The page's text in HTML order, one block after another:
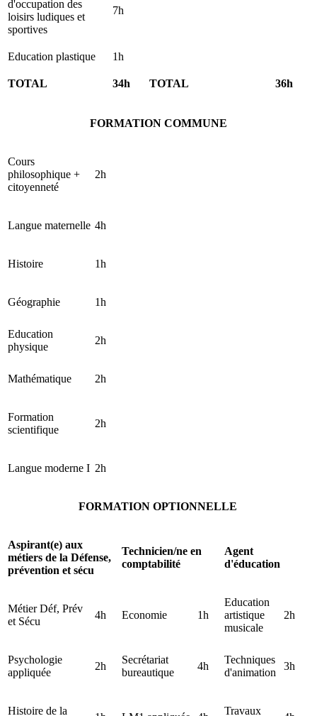
d'occupation des
loisirs ludiques et
sportives
7h
Education plastique 1h
TOTAL 34h TOTAL 36h
FORMATION COMMUNE
Cours
philosophique +
citoyenneté
2h
Langue maternelle 4h
Histoire 1h
Géographie 1h
Education
physique
2h
Mathématique 2h
Formation
scientifique
2h
Langue moderne I 2h
FORMATION OPTIONNELLE
Aspirant(e) aux
métiers de la Défense,
prévention et sécu
Technicien/ne en
comptabilité
Agent
d'éducation
Métier Déf, Prév
et Sécu
4h Economie 1h
Education
artistique
musicale
2h
Psychologie
appliquée
2h
Secrétariat
bureautique
4h
Techniques
d'animation
3h
Histoire de la
Travaux